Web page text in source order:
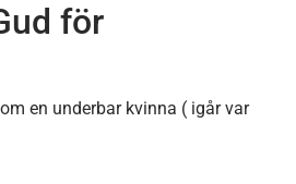
för
en underbar kvinna ( igår var